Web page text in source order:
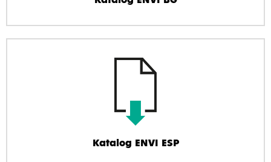
Katalog ENVI ESP